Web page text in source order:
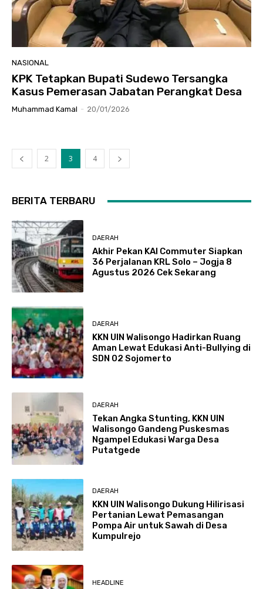
NASIONAL
KPK Tetapkan Bupati Sudewo Tersangka
Kasus Pemerasan Jabatan Perangkat Desa
Muhammad Kamal - 20/01/2026
2 3 4
BERITA TERBARU
DAERAH
Akhir Pekan KAI Commuter Siapkan
36 Perjalanan KRL Solo – Jogja 8
Agustus 2026 Cek Sekarang
DAERAH
KKN UIN Walisongo Hadirkan Ruang
Aman Lewat Edukasi Anti-Bullying di
SDN 02 Sojomerto
DAERAH
Tekan Angka Stunting, KKN UIN
Walisongo Gandeng Puskesmas
Ngampel Edukasi Warga Desa
Putatgede
DAERAH
KKN UIN Walisongo Dukung Hilirisasi
Pertanian Lewat Pemasangan
Pompa Air untuk Sawah di Desa
Kumpulrejo
HEADLINE